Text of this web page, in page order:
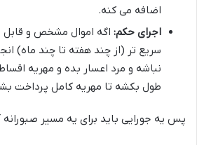
اضافه می کنه.
اجرای حکم: اگه اموال مشخص و قابل
سریع تر (از چند هفته تا چند ماه)
نباشه و مرد اعسار بده و مهریه
طول بکشه تا مهریه کامل پرداخت
پس یه جورایی باید برای یه مسیر صبورانه